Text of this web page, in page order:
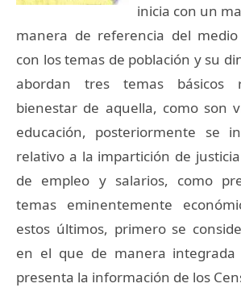
inicia con un
manera de referencia del
con los temas de población y su
abordan tres temas básicos
bienestar de aquella, como son
educación, posteriormente se
relativo a la impartición de
de empleo y salarios, como
temas eminentemente
estos últimos, primero se
en el que de manera integrada
presenta la información de los